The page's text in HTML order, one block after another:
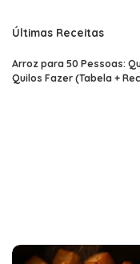
Últimas Receitas
Arroz para 50 Pessoas:
Quilos Fazer (Tabela +